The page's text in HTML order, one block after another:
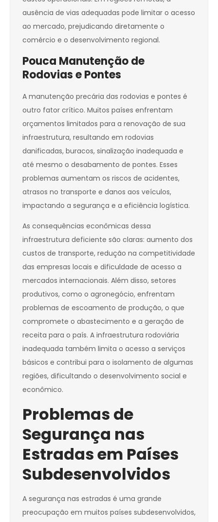
ausência de vias adequadas pode limitar o acesso
ao mercado, prejudicando diretamente o
comércio e o desenvolvimento regional.
Pouca Manutenção de
Rodovias e Pontes
A manutenção precária das rodovias e pontes é
outro fator crítico. Muitos países enfrentam
orçamentos limitados para a renovação de sua
infraestrutura, resultando em rodovias
danificadas, buracos, sinalização inadequada e
até mesmo o desabamento de pontes. Esses
problemas aumentam os riscos de acidentes,
atrasos no transporte e danos aos veículos,
impactando a segurança e a eficiência logística.
As consequências econômicas dessa
infraestrutura deficiente são claras: aumento dos
custos de transporte, redução na competitividade
das empresas locais e dificuldade de acesso a
mercados internacionais. Além disso, setores
produtivos, como o agronegócio, enfrentam
problemas de escoamento de produção, o que
compromete o abastecimento e a geração de
receita para o país. A infraestrutura rodoviária
inadequada também limita o acesso a serviços
básicos e contribui para o isolamento de algumas
regiões, dificultando o desenvolvimento social e
econômico.
Problemas de
Segurança nas
Estradas em Países
Subdesenvolvidos
A segurança nas estradas é uma grande
preocupação em muitos países subdesenvolvidos,